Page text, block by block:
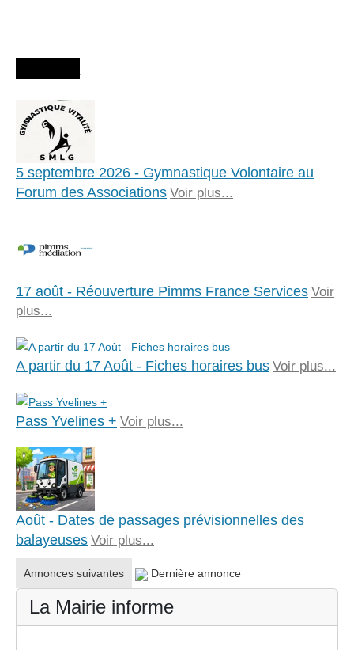
5 septembre 2026 - Gymnastique Volontaire au
Forum des Associations Voir plus...
17 août - Réouverture Pimms France Services Voir
plus...
A partir du 17 Août - Fiches horaires bus Voir plus...
Pass Yvelines + Voir plus...
Août - Dates de passages prévisionnelles des
balayeuses Voir plus...
Annonces suivantes Dernière annonce
La Mairie informe